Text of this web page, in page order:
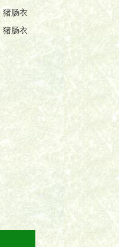
猪肠衣
猪肠衣